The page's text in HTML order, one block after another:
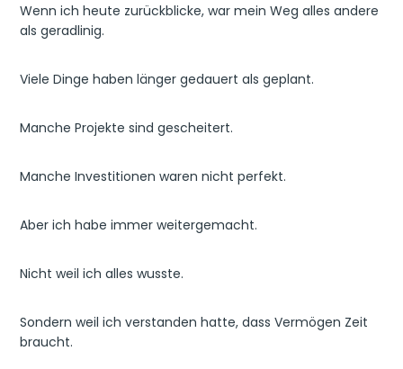
Wenn ich heute zurückblicke, war mein Weg alles andere
als geradlinig.
Viele Dinge haben länger gedauert als geplant.
Manche Projekte sind gescheitert.
Manche Investitionen waren nicht perfekt.
Aber ich habe immer weitergemacht.
Nicht weil ich alles wusste.
Sondern weil ich verstanden hatte, dass Vermögen Zeit
braucht.